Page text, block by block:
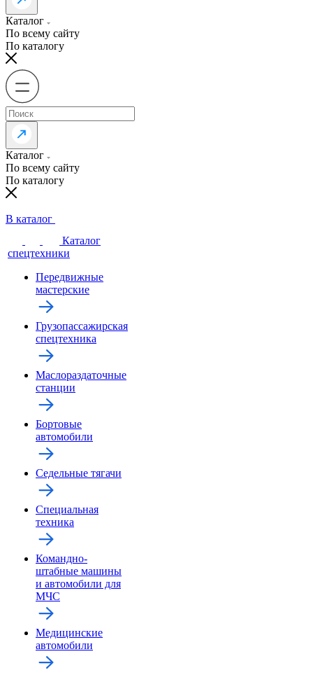
Каталог
По всему сайту
По каталогу
Каталог
По всему сайту
По каталогу
В каталог
Каталог
спецтехники
Передвижные
мастерские
Грузопассажирская
спецтехника
Маслораздаточные
станции
Бортовые
автомобили
Седельные тягачи
Специальная
техника
Командно-
штабные машины
и автомобили для
МЧС
Медицинские
автомобили